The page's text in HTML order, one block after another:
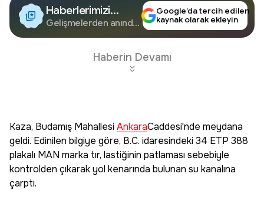
Haberlerimizi
Google'da Takip
Edin
Gelişmelerden anında
Google’da tercih edilen
kaynak olarak ekleyin
Haberin Devamı
Kaza, Budamış MahallesiAnkaraCaddesi'nde meydana
geldi. Edinilen bilgiye göre, B.C. idaresindeki 34 ETP 388
plakalı MAN marka tır, lastiğinin patlaması sebebiyle
kontrolden çıkarak yol kenarında bulunan su kanalına
çarptı.